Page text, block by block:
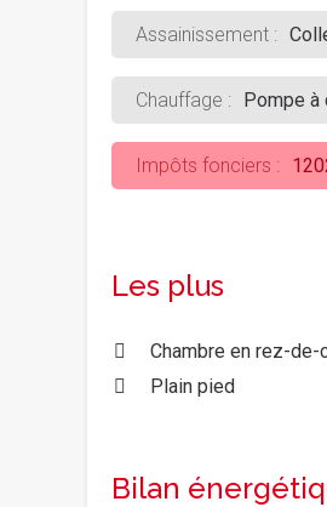
Assainissement :
Chauffage : Pompe à
Impôts fonciers :
Les plus
Chambre en rez-de-
Plain pied
Bilan